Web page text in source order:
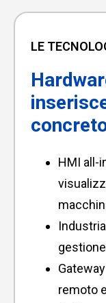
LE
HMI all-
remoto